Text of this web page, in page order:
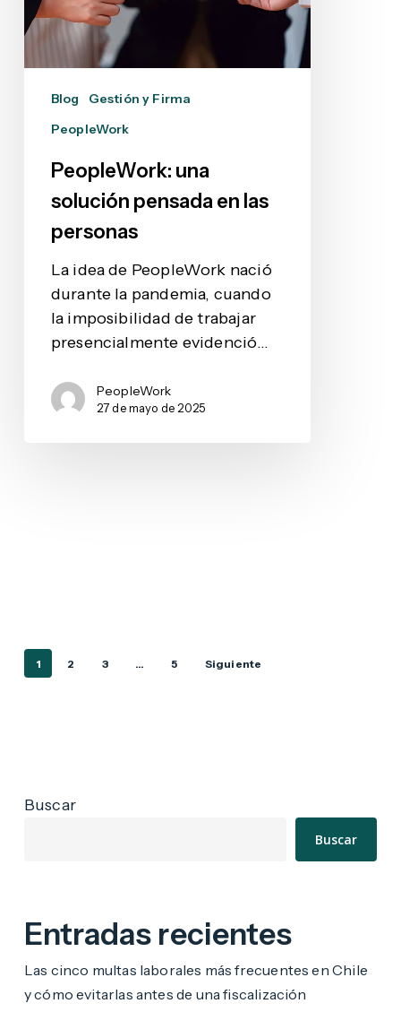
las
personas
Blog
Gestión y Firma
PeopleWork
PeopleWork: una
solución pensada en las
personas
La idea de PeopleWork nació
durante la pandemia, cuando
la imposibilidad de trabajar
presencialmente evidenció…
PeopleWork
27 de mayo de 2025
1 2 3 … 5 Siguiente
Buscar
Buscar
Entradas recientes
Las cinco multas laborales más frecuentes en Chile
y cómo evitarlas antes de una fiscalización